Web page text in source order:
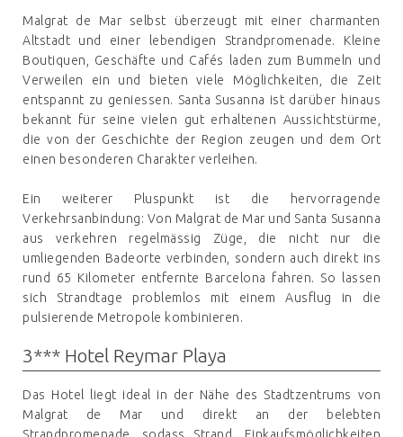
Malgrat de Mar selbst überzeugt mit einer charmanten
Altstadt und einer lebendigen Strandpromenade. Kleine
Boutiquen, Geschäfte und Cafés laden zum Bummeln und
Verweilen ein und bieten viele Möglichkeiten, die Zeit
entspannt zu geniessen. Santa Susanna ist darüber hinaus
bekannt für seine vielen gut erhaltenen Aussichtstürme,
die von der Geschichte der Region zeugen und dem Ort
einen besonderen Charakter verleihen.
Ein weiterer Pluspunkt ist die hervorragende
Verkehrsanbindung: Von Malgrat de Mar und Santa Susanna
aus verkehren regelmässig Züge, die nicht nur die
umliegenden Badeorte verbinden, sondern auch direkt ins
rund 65 Kilometer entfernte Barcelona fahren. So lassen
sich Strandtage problemlos mit einem Ausflug in die
pulsierende Metropole kombinieren.
3*** Hotel Reymar Playa
Das Hotel liegt ideal in der Nähe des Stadtzentrums von
Malgrat de Mar und direkt an der belebten